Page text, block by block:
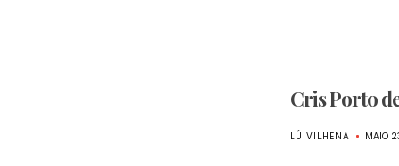
Cris Porto
LÚ VILHENA MAIO